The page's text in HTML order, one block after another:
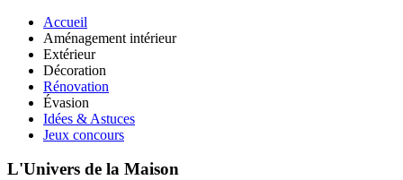
Accueil
Aménagement intérieur
Extérieur
Décoration
Rénovation
Évasion
Idées & Astuces
Jeux concours
L'Univers de la Maison